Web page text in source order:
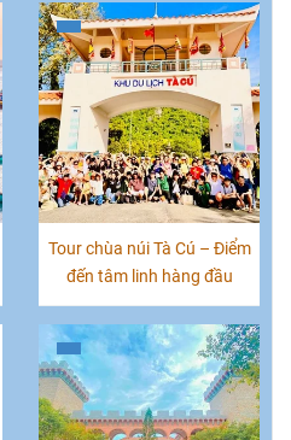
Tour chùa núi Tà Cú – Điểm
đến tâm linh hàng đầu